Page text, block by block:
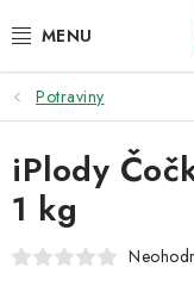
na
POTRAVINY
OŘECHY A SUŠENÉ
SNACKY
Potraviny
iPlody
1 kg